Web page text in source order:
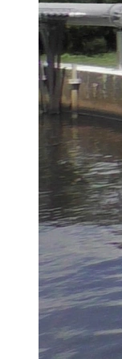
Brau
Hannover
IFAT
Energieeffizienz
Grüne
21. Juli 2026